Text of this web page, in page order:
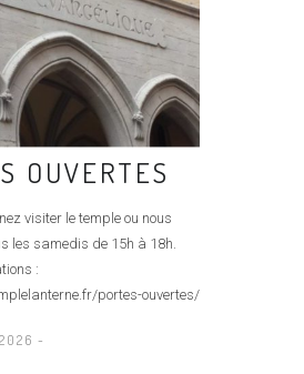
OUVERTES
visiter le temple ou nous
les samedis de 15h à 18h.
:
portes-ouvertes/
-